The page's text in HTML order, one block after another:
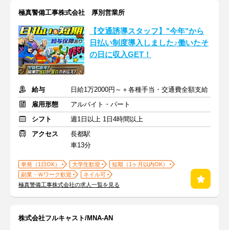
極真警備工事株式会社 厚別営業所
【交通誘導スタッフ】"今年"から
日払い制度導入しました♪働いたそ
の日に収入GET！
給与
日給1万2000円～＋各種手当・交通費全額支給
雇用形態
アルバイト・パート
シフト
週1日以上 1日4時間以上
アクセス
長都駅
車13分
単発（1日OK） 大学生歓迎
短期（1ヶ月以内OK）
副業・Ｗワーク歓迎
ネイル可
極真警備工事株式会社の求人一覧を見る
株式会社フルキャスト/MNA-AN